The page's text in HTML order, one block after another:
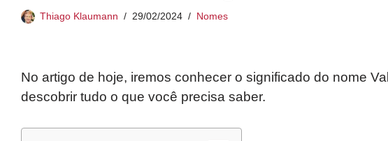
Thiago Klaumann 29/02/2024 Nomes
No artigo de hoje, iremos conhecer o significado do nome
descobrir tudo o que você precisa saber.